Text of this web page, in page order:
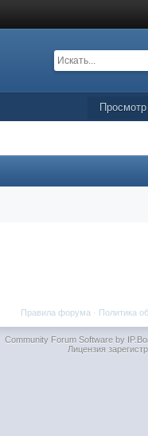
Политика
Правила форума ·
Community Forum Software by
Лицензия